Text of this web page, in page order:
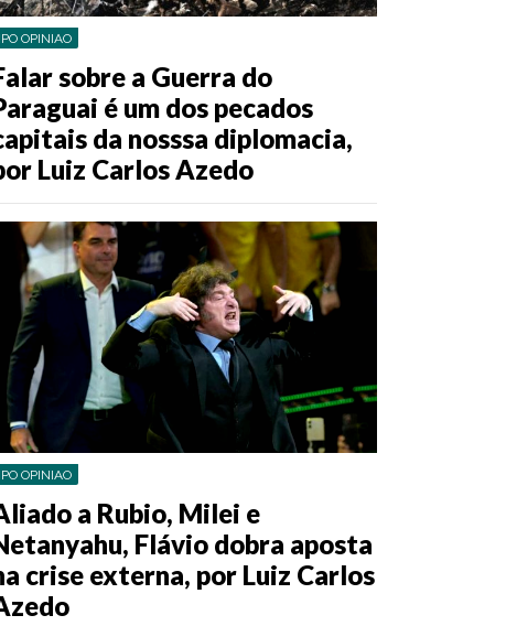
IPO OPINIAO
sobre a Guerra do
é um dos pecados
da nosssa diplomacia,
Luiz Carlos Azedo
IPO OPINIAO
a Rubio, Milei e
Flávio dobra aposta
crise externa, por Luiz Carlos